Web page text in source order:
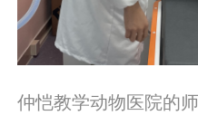
仲恺教学动物医院的